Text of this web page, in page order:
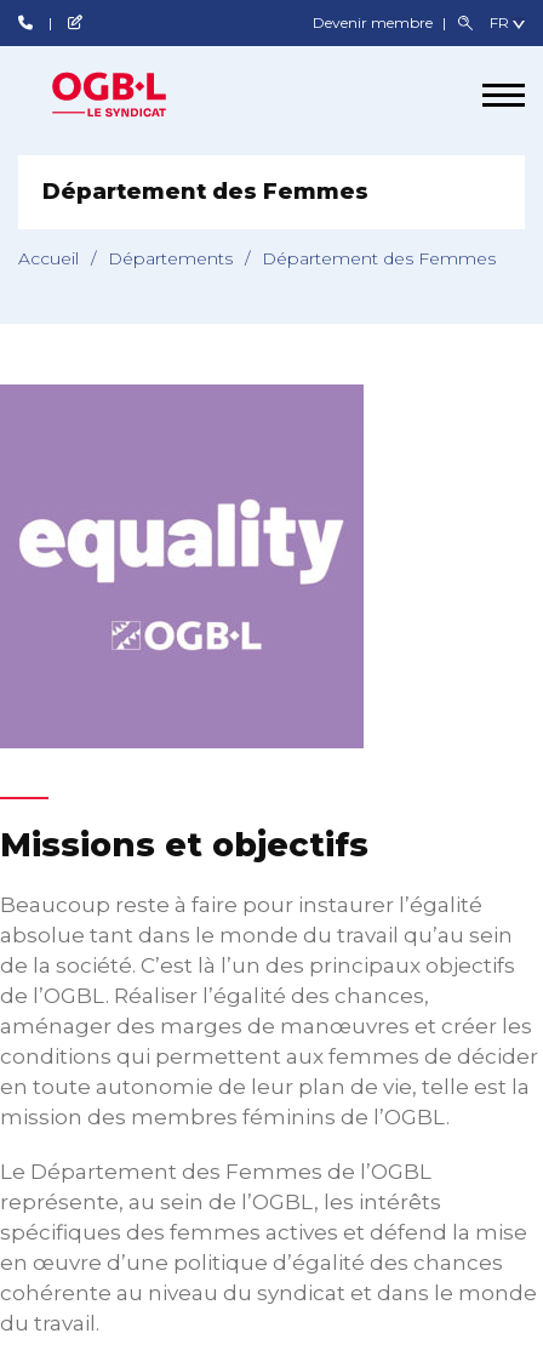
Devenir membre
Département des Femmes
Accueil / Départements / Département des Femmes
Missions et objectifs
Beaucoup reste à faire pour instaurer l’égalité
absolue tant dans le monde du travail qu’au sein
de la société. C’est là l’un des principaux objectifs
de l’OGBL. Réaliser l’égalité des chances,
aménager des marges de manœuvres et créer les
conditions qui permettent aux femmes de décider
en toute autonomie de leur plan de vie, telle est la
mission des membres féminins de l’OGBL.
Le Département des Femmes de l’OGBL
représente, au sein de l’OGBL, les intérêts
spécifiques des femmes actives et défend la mise
en œuvre d’une politique d’égalité des chances
cohérente au niveau du syndicat et dans le monde
du travail.